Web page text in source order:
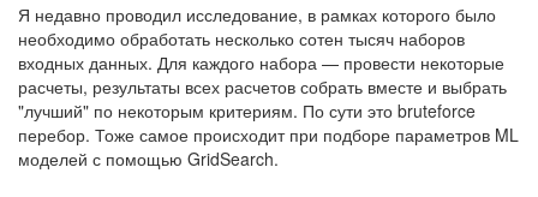
Я недавно проводил исследование, в рамках которого было
необходимо обработать несколько сотен тысяч наборов
входных данных. Для каждого набора — провести некоторые
расчеты, результаты всех расчетов собрать вместе и выбрать
"лучший" по некоторым критериям. По сути это bruteforce
перебор. Тоже самое происходит при подборе параметров ML
моделей с помощью GridSearch.